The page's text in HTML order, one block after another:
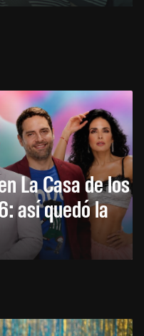
La Casa de los
así quedó la